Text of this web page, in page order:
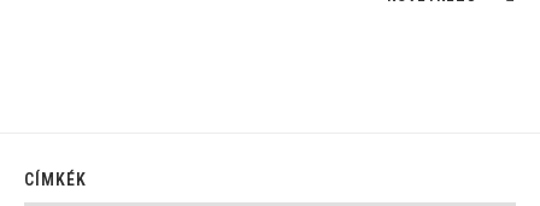
CÍMKÉK